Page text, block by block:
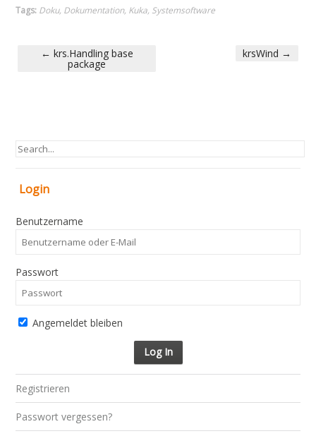
Tags: Doku, Dokumentation, Kuka, Systemsoftware
POST NAVIGATION
← krs.Handling base
package
krsWind →
Login
Benutzername
Passwort
Angemeldet bleiben
Registrieren
Passwort vergessen?